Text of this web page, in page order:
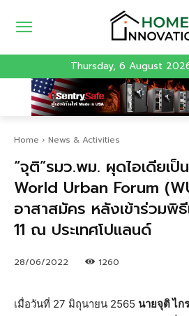
Thursday, 6 August
Home News & Activities
“จุติ”รมว.พม. ผุดไอเดียเป็
World Urban Forum
อาสาสมัคร หลังเข้าร่วมพิ
11 ณ ประเทศโปแลนด์
28/06/2022 1260
เมื่อวันที่ 27 มิถุนายน 2565 นายจุติ ไก